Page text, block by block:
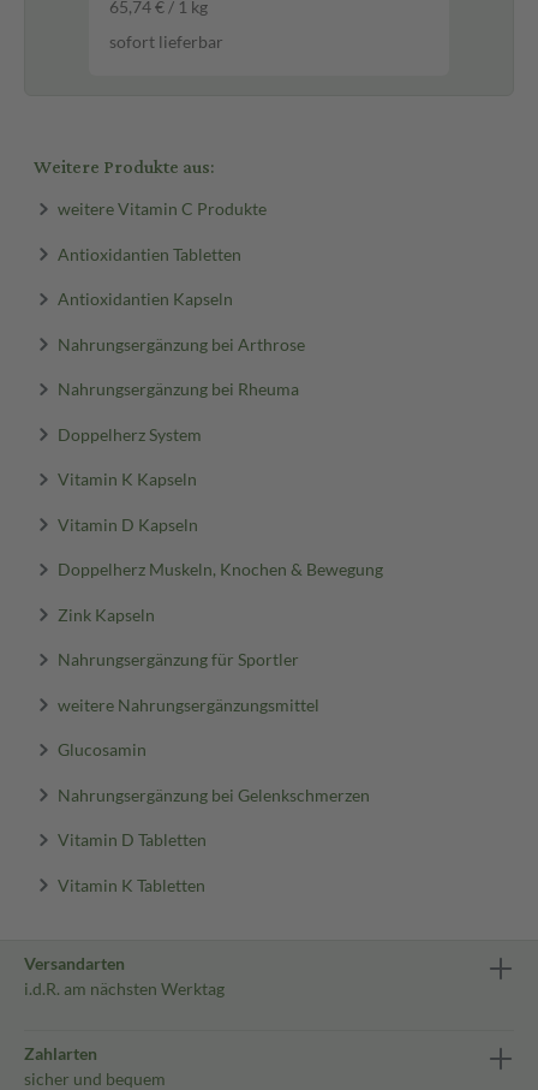
65,74 € / 1 kg
sofort lieferbar
Weitere Produkte aus:
weitere Vitamin C Produkte
Antioxidantien Tabletten
Antioxidantien Kapseln
Nahrungsergänzung bei Arthrose
Nahrungsergänzung bei Rheuma
Doppelherz System
Vitamin K Kapseln
Vitamin D Kapseln
Doppelherz Muskeln, Knochen & Bewegung
Zink Kapseln
Nahrungsergänzung für Sportler
weitere Nahrungsergänzungsmittel
Glucosamin
Nahrungsergänzung bei Gelenkschmerzen
Vitamin D Tabletten
Vitamin K Tabletten
Versandarten
i.d.R. am nächsten Werktag
Zahlarten
sicher und bequem